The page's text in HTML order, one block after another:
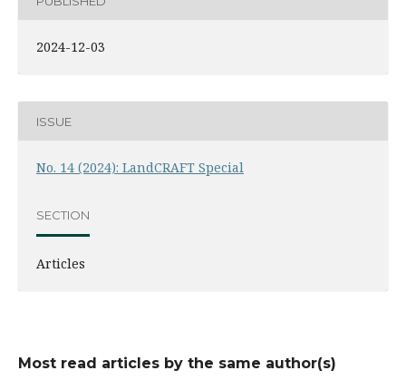
2024-12-03
ISSUE
No. 14 (2024): LandCRAFT Special
SECTION
Articles
Most read articles by the same author(s)